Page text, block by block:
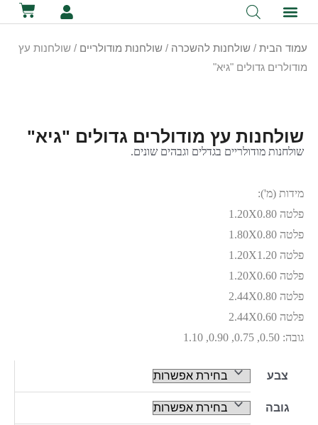
לתוכן
שולחנות עץ מודולרים גדולים "גיא"
שולחנות מודולריים בגדלים וגבהים שונים.
מידות (מ'):
פלטה 1.20X0.80
פלטה 1.80X0.80
פלטה 1.20X1.20
פלטה 1.20X0.60
פלטה 2.44X0.80
פלטה 2.44X0.60
גובה: 0.50, 0.75, 0.90, 1.10
צבע
גובה
עמוד הבית / שולחנות להשכרה / שולחנות מודולריים / שולחנות עץ
מודולרים גדולים "גיא"